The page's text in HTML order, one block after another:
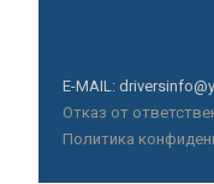
E-MAIL:
Отказ от
Политика